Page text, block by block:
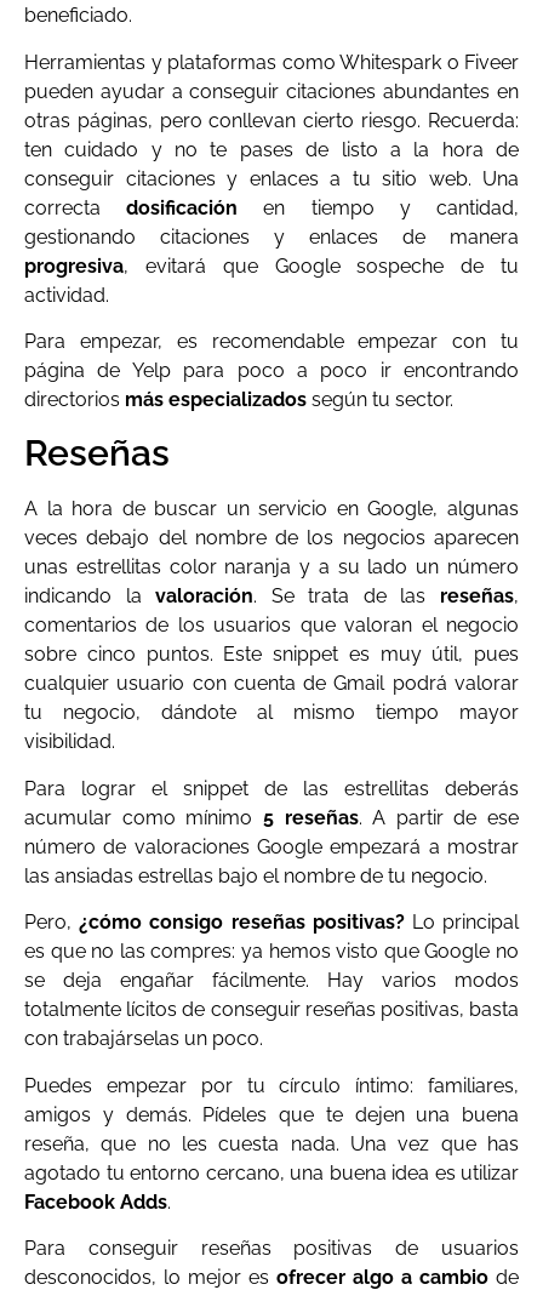
beneficiado.
Herramientas y plataformas como Whitespark o Fiveer
pueden ayudar a conseguir citaciones abundantes en
otras páginas, pero conllevan cierto riesgo. Recuerda:
ten cuidado y no te pases de listo a la hora de
conseguir citaciones y enlaces a tu sitio web. Una
correctadosificación en tiempo y cantidad,
gestionando citaciones y enlaces de manera
progresiva, evitará que Google sospeche de tu
actividad.
Para empezar, es recomendable empezar con tu
página de Yelp para poco a poco ir encontrando
directorios más especializados según tu sector.
Reseñas
A la hora de buscar un servicio en Google, algunas
veces debajo del nombre de los negocios aparecen
unas estrellitas color naranja y a su lado un número
indicando lavaloración. Se trata de las reseñas,
comentarios de los usuarios que valoran el negocio
sobre cinco puntos. Este snippet es muy útil, pues
cualquier usuario con cuenta de Gmail podrá valorar
tu negocio, dándote al mismo tiempo mayor
visibilidad.
Para lograr el snippet de las estrellitas deberás
acumular como mínimo 5 reseñas. A partir de ese
número de valoraciones Google empezará a mostrar
las ansiadas estrellas bajo el nombre de tu negocio.
Pero,¿cómo consigo reseñas positivas?Lo principal
es que no las compres: ya hemos visto que Google no
se deja engañar fácilmente. Hay varios modos
totalmente lícitos de conseguir reseñas positivas, basta
con trabajárselas un poco.
Puedes empezar por tu círculo íntimo: familiares,
amigos y demás. Pídeles que te dejen una buena
reseña, que no les cuesta nada. Una vez que has
agotado tu entorno cercano, una buena idea es utilizar
Facebook Adds.
Para conseguir reseñas positivas de usuarios
desconocidos, lo mejor es ofrecer algo a cambio de